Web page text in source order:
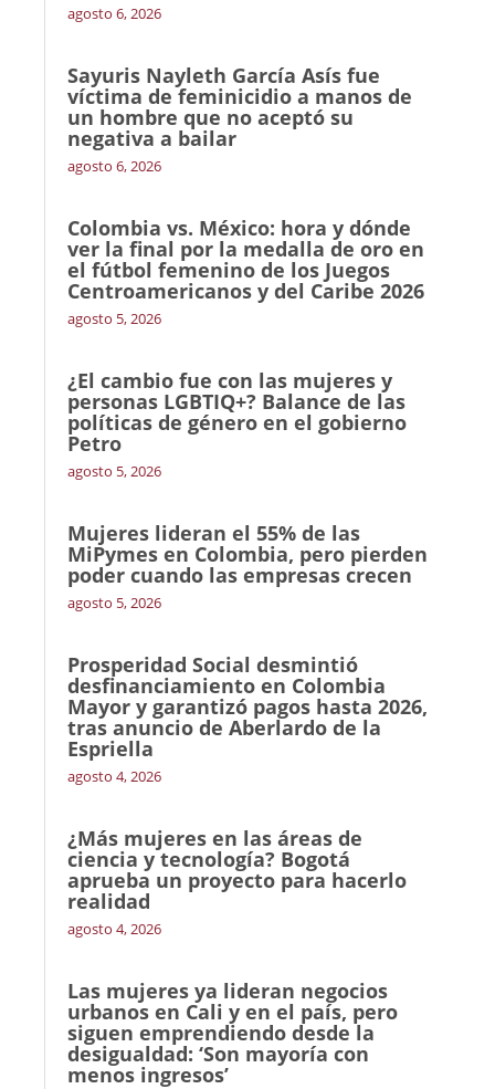
agosto 6, 2026
Sayuris Nayleth García Asís fue
víctima de feminicidio a manos de
un hombre que no aceptó su
negativa a bailar
agosto 6, 2026
Colombia vs. México: hora y dónde
ver la final por la medalla de oro en
el fútbol femenino de los Juegos
Centroamericanos y del Caribe 2026
agosto 5, 2026
¿El cambio fue con las mujeres y
personas LGBTIQ+? Balance de las
políticas de género en el gobierno
Petro
agosto 5, 2026
Mujeres lideran el 55% de las
MiPymes en Colombia, pero pierden
poder cuando las empresas crecen
agosto 5, 2026
Prosperidad Social desmintió
desfinanciamiento en Colombia
Mayor y garantizó pagos hasta 2026,
tras anuncio de Aberlardo de la
Espriella
agosto 4, 2026
¿Más mujeres en las áreas de
ciencia y tecnología? Bogotá
aprueba un proyecto para hacerlo
realidad
agosto 4, 2026
Las mujeres ya lideran negocios
urbanos en Cali y en el país, pero
siguen emprendiendo desde la
desigualdad: ‘Son mayoría con
menos ingresos’